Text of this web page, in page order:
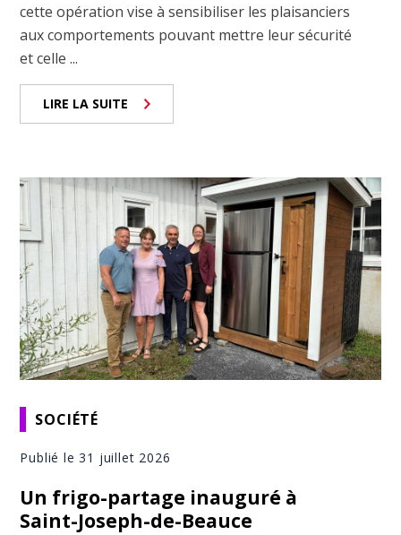
cette opération vise à sensibiliser les plaisanciers
aux comportements pouvant mettre leur sécurité
et celle ...
LIRE LA SUITE
SOCIÉTÉ
Publié le 31 juillet 2026
Un frigo-partage inauguré à
Saint-Joseph-de-Beauce